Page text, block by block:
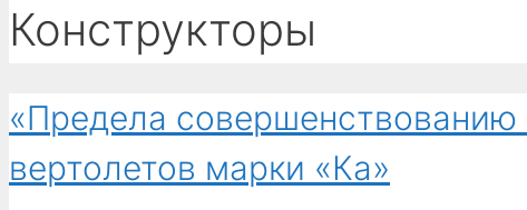
Конструкторы
«Предела совершенствованию
вертолетов марки «Ка»